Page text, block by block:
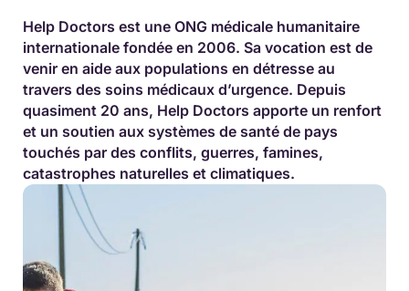
Help Doctors est une ONG médicale humanitaire
internationale fondée en 2006. Sa vocation est de
venir en aide aux populations en détresse au
travers des soins médicaux d’urgence. Depuis
quasiment 20 ans, Help Doctors apporte un renfort
et un soutien aux systèmes de santé de pays
touchés par des conflits, guerres, famines,
catastrophes naturelles et climatiques.